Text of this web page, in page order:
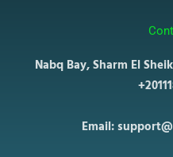
Nabq Bay, Sharm El
Email: